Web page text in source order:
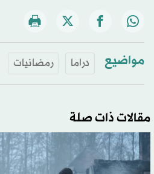
مواضيع دراما رمضانيات
مقالات ذات صلة